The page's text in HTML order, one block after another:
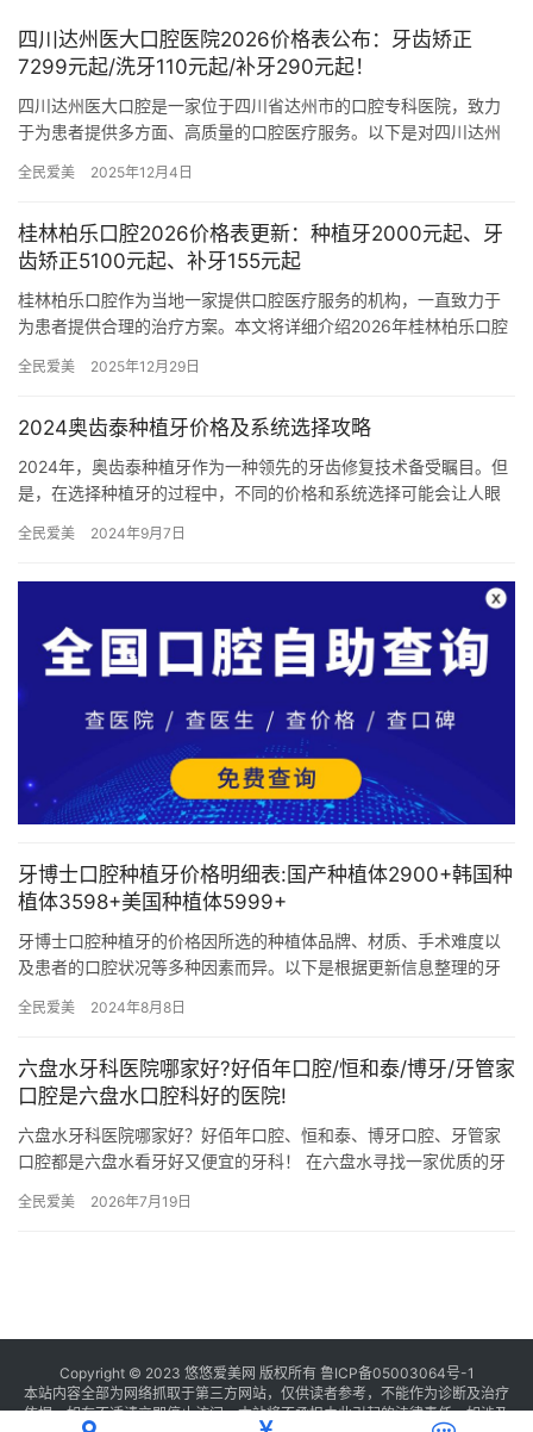
四川达州医大口腔医院2026价格表公布：牙齿矫正
7299元起/洗牙110元起/补牙290元起！
四川达州医大口腔是一家位于四川省达州市的口腔专科医院，致力
于为患者提供多方面、高质量的口腔医疗服务。以下是对四川达州
一、…
全民爱美 2025年12月4日
桂林柏乐口腔2026价格表更新：种植牙2000元起、牙
齿矫正5100元起、补牙155元起
桂林柏乐口腔作为当地一家提供口腔医疗服务的机构，一直致力于
为患者提供合理的治疗方案。本文将详细介绍2026年桂林柏乐口腔
全民爱美 2025年12月29日
2024奥齿泰种植牙价格及系统选择攻略
2024年，奥齿泰种植牙作为一种领先的牙齿修复技术备受瞩目。但
是，在选择种植牙的过程中，不同的价格和系统选择可能会让人眼
攻…
全民爱美 2024年9月7日
牙博士口腔种植牙价格明细表:国产种植体2900+韩国种
植体3598+美国种植体5999+
牙博士口腔种植牙的价格因所选的种植体品牌、材质、手术难度以
及患者的口腔状况等多种因素而异。以下是根据更新信息整理的牙
特…
全民爱美 2024年8月8日
六盘水牙科医院哪家好?好佰年口腔/恒和泰/博牙/牙管家
口腔是六盘水口腔科好的医院!
六盘水牙科医院哪家好？好佰年口腔、恒和泰、博牙口腔、牙管家
口腔都是六盘水看牙好又便宜的牙科！ 在六盘水寻找一家优质的牙
盘…
全民爱美 2026年7月19日
Copyright © 2023 悠悠爱美网 版权所有 鲁ICP备05003064号-1
本站内容全部为网络抓取于第三方网站，仅供读者参考，不能作为诊断及治疗
依据，如有不适请立即停止访问，本站将不承担由此引起的法律责任。如涉及